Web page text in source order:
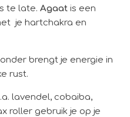
te late. Agaat is een
je hartchakra en
brengt je energie in
rust.
lavendel, cobaiba,
roller gebruik je op je